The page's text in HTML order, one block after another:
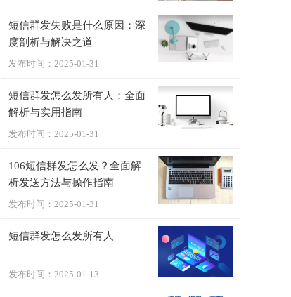
短信群发失败是什么原因：深
度剖析与解决之道
发布时间：2025-01-31
短信群发怎么发所有人：全面
解析与实用指南
发布时间：2025-01-31
106短信群发怎么发？全面解
析发送方法与操作指南
发布时间：2025-01-31
短信群发怎么发所有人
发布时间：2025-01-13